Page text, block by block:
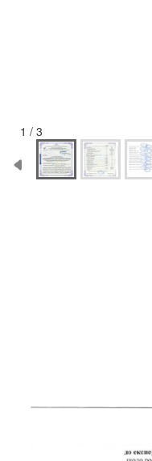
1 / 3